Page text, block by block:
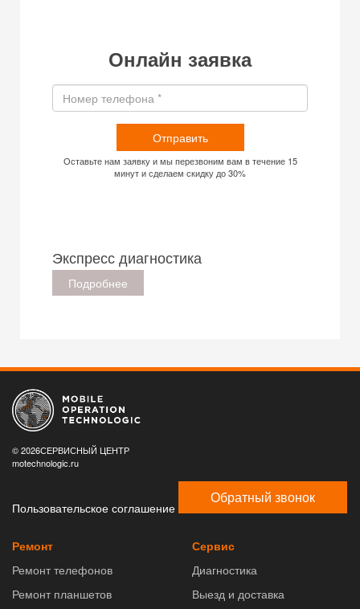
Онлайн заявка
Отправить
Оставьте нам заявку и мы перезвоним вам в течение 15
минут и сделаем скидку до 30%
Экспресс диагностика
Подробнее
© 2026СЕРВИСНЫЙ ЦЕНТР
motechnologic.ru
Пользовательское соглашение
Обратный звонок
Ремонт
Ремонт телефонов
Ремонт планшетов
Сервис
Диагностика
Выезд и доставка